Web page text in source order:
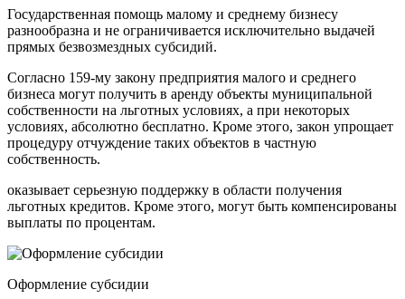
Государственная помощь малому и среднему бизнесу
разнообразна и не ограничивается исключительно выдачей
прямых безвозмездных субсидий.
Согласно 159-му закону предприятия малого и среднего
бизнеса могут получить в аренду объекты муниципальной
собственности на льготных условиях, а при некоторых
условиях, абсолютно бесплатно. Кроме этого, закон упрощает
процедуру отчуждение таких объектов в частную
собственность.
оказывает серьезную поддержку в области получения
льготных кредитов. Кроме этого, могут быть компенсированы
выплаты по процентам.
Оформление субсидии